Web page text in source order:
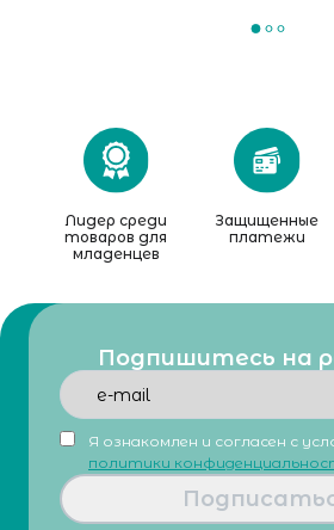
Лидер среди
товаров для
младенцев
Защищенные
платежи
Подпишитесь на
Я ознакомлен и согласен с
политики